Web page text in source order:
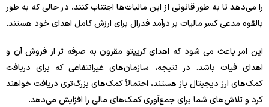
را می‌دهد تا به طور قانونی از این مالیات‌ها اجتناب کنند، در حالی که به طور
بالقوه مدعی کسر مالیات بر درآمد فدرال برای ارزش کامل اهدای خود هستند.
این امر باعث می شود که اهدای کریپتو مقرون به صرفه تر از فروش آن و
اهدای فیات باشد. در نتیجه، سازمان‌های غیرانتفاعی که برای دریافت
کمک‌های ارز دیجیتال باز هستند، احتمالاً کمک‌های بزرگ‌تری دریافت خواهند
کرد و تلاش‌های شما برای جمع‌آوری کمک‌های مالی را افزایش می‌دهد.